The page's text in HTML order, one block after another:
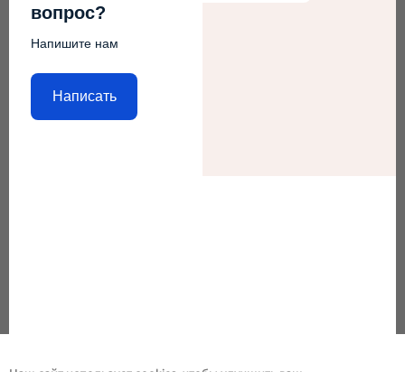
вопрос?
Напишите нам
Написать